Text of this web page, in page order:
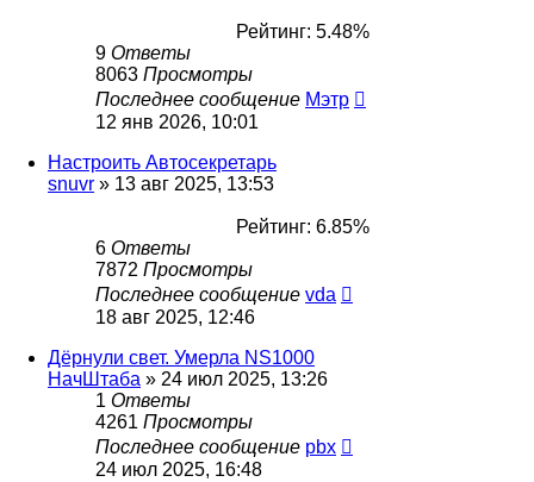
Рейтинг: 5.48%
9 Ответы
8063 Просмотры
Последнее сообщение Мэтр
12 янв 2026, 10:01
Настроить Автосекретарь
snuvr » 13 авг 2025, 13:53
Рейтинг: 6.85%
6 Ответы
7872 Просмотры
Последнее сообщение vda
18 авг 2025, 12:46
Дёрнули свет. Умерла NS1000
НачШтаба » 24 июл 2025, 13:26
1 Ответы
4261 Просмотры
Последнее сообщение pbx
24 июл 2025, 16:48